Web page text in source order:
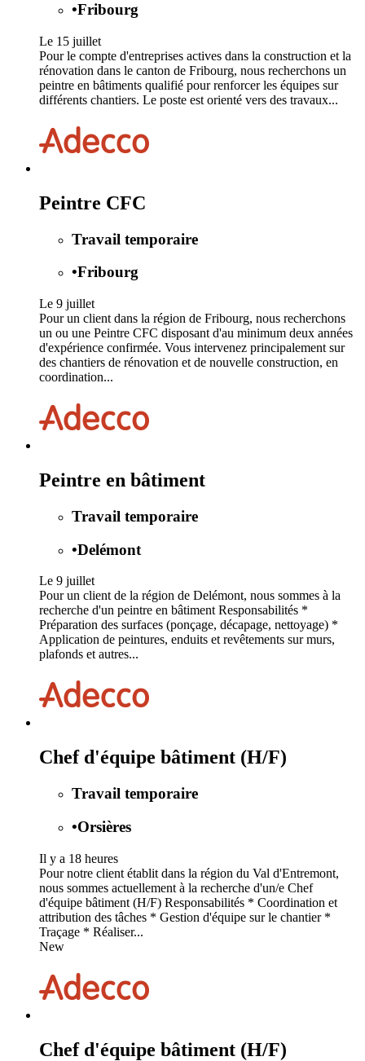
•Fribourg
Le 15 juillet
Pour le compte d'entreprises actives dans la construction et la
rénovation dans le canton de Fribourg, nous recherchons un
peintre en bâtiments qualifié pour renforcer les équipes sur
différents chantiers. Le poste est orienté vers des travaux...
Peintre CFC
Travail temporaire
•Fribourg
Le 9 juillet
Pour un client dans la région de Fribourg, nous recherchons
un ou une Peintre CFC disposant d'au minimum deux années
d'expérience confirmée. Vous intervenez principalement sur
des chantiers de rénovation et de nouvelle construction, en
coordination...
Peintre en bâtiment
Travail temporaire
•Delémont
Le 9 juillet
Pour un client de la région de Delémont, nous sommes à la
recherche d'un peintre en bâtiment Responsabilités *
Préparation des surfaces (ponçage, décapage, nettoyage) *
Application de peintures, enduits et revêtements sur murs,
plafonds et autres...
Chef d'équipe bâtiment (H/F)
Travail temporaire
•Orsières
Il y a 18 heures
Pour notre client établit dans la région du Val d'Entremont,
nous sommes actuellement à la recherche d'un/e Chef
d'équipe bâtiment (H/F) Responsabilités * Coordination et
attribution des tâches * Gestion d'équipe sur le chantier *
Traçage * Réaliser...
New
Chef d'équipe bâtiment (H/F)